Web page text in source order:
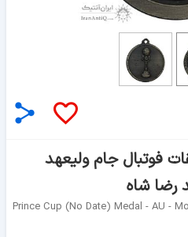
فوتبال جام ولیعهد
Prince Cup (no Date) Medal - AU -